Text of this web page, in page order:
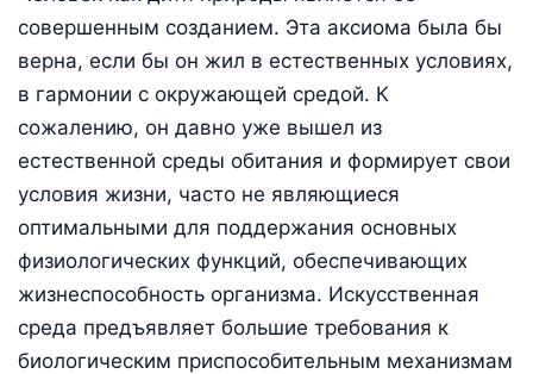
совершенным созданием. Эта аксиома была бы
верна, если бы он жил в естественных условиях,
в гармонии с окружающей средой. К
сожалению, он давно уже вышел из
естественной среды обитания и формирует свои
условия жизни, часто не являющиеся
оптимальными для поддержания основных
физиологических функций, обеспечивающих
жизнеспособность организма. Искусственная
среда предъявляет большие требования к
биологическим приспособительным механизмам